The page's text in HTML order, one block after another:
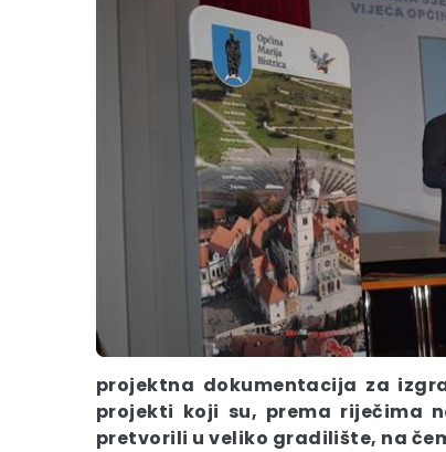
projektna dokumentacija za
projekti koji su, prema riječima
pretvorili u veliko gradilište, na